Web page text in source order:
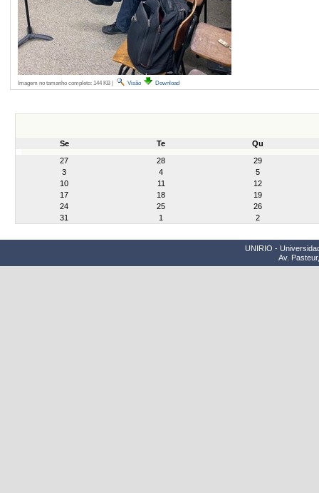
Imagem no tamanho completo: 144 KB| Visão Download
Se Te
Qu
27
28
29
3
4
5
10
11
12
17
18
19
24
25
26
31
1 2
UNIRIO -
Av.